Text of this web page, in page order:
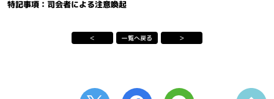
特記事項：司会者による注意喚起
＜ 一覧へ戻る ＞
T F L 上